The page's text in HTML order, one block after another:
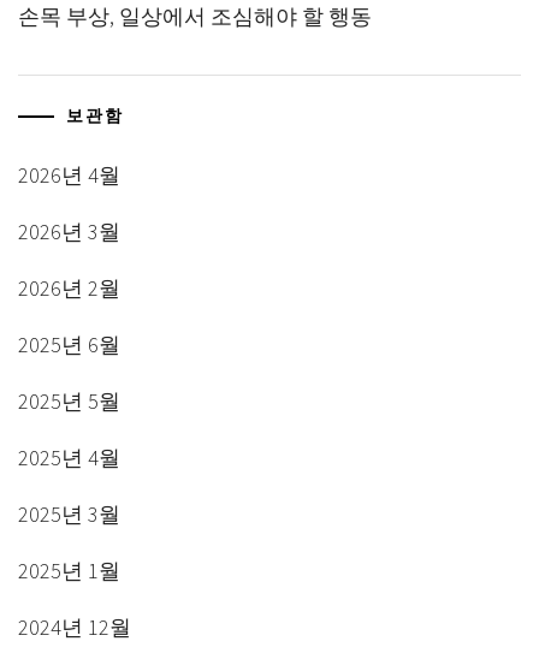
손목 부상, 일상에서 조심해야 할 행동
보관함
2026년 4월
2026년 3월
2026년 2월
2025년 6월
2025년 5월
2025년 4월
2025년 3월
2025년 1월
2024년 12월